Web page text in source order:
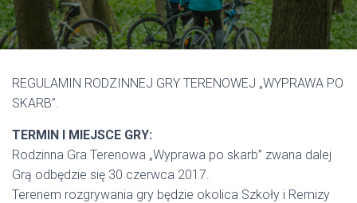
Z
N
I
Ę
REGULAMIN RODZINNEJ GRY TERENOWEJ „WYPRAWA PO
SKARB”.
TERMIN I MIEJSCE GRY:
Rodzinna Gra Terenowa „Wyprawa po skarb” zwana dalej
Grą odbędzie się 30 czerwca 2017.
Terenem rozgrywania gry będzie okolica Szkoły i Remizy